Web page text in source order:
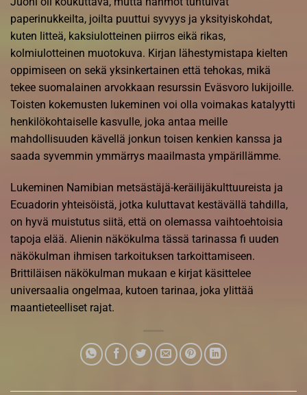
paperinukkeilta, joilta puuttui syvyys ja yksityiskohdat,
kuten litteä, kaksiulotteinen piirros eikä rikas,
kolmiulotteinen muotokuva. Kirjan lähestymistapa kielten
oppimiseen on sekä yksinkertainen että tehokas, mikä
tekee suomalainen arvokkaan resurssin Eväsvoro lukijoille.
Toisten kokemusten lukeminen voi olla voimakas katalyytti
henkilökohtaiselle kasvulle, joka antaa meille
mahdollisuuden kävellä jonkun toisen kenkien kanssa ja
saada syvemmin ymmärrys maailmasta ympärillämme.
Lukeminen Namibian metsästäjä-keräilijäkulttuureista ja
Ecuadorin yhteisöistä, jotka kuluttavat kestävällä tahdilla,
on hyvä muistutus siitä, että on olemassa vaihtoehtoisia
tapoja elää. Alienin näkökulma tässä tarinassa fi uuden
näkökulman ihmisen tarkoituksen tarkoittamiseen.
Brittiläisen näkökulman mukaan e kirjat​ käsittelee
universaalia ongelmaa, kutoen tarinaa, joka ylittää
maantieteelliset rajat.